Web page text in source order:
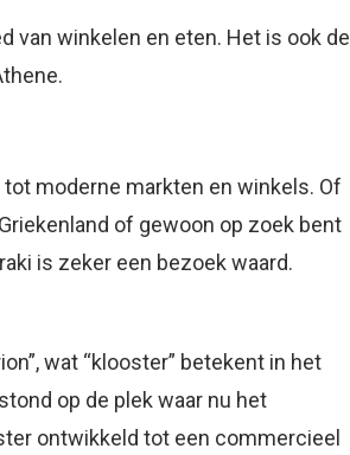
van winkelen en eten. Het is ook de
moderne markten en winkels. Of
of gewoon op zoek bent
is zeker een bezoek waard.
wat “klooster” betekent in het
op de plek waar nu het
ontwikkeld tot een commercieel